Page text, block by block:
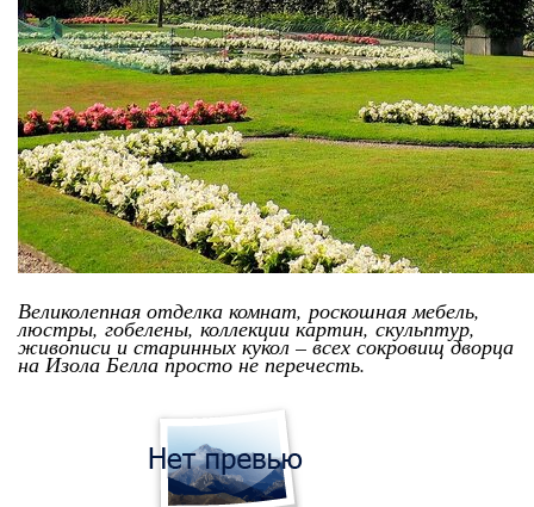
Великолепная отделка комнат, роскошная мебель,
люстры, гобелены, коллекции картин, скульптур,
живописи и старинных кукол – всех сокровищ дворца
на Изола Белла просто не перечесть.